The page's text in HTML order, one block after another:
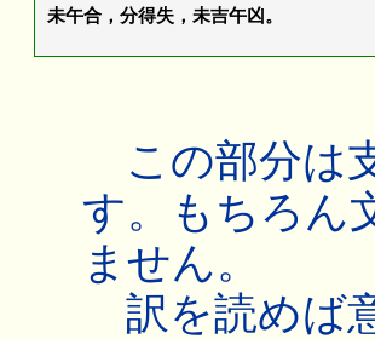
未午合，分得失，未吉午凶。
この部分は
す。もちろん
ません。
訳を読めば